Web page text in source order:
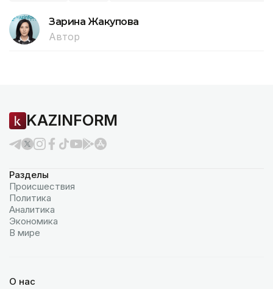
Зарина Жакупова
Автор
KAZINFORM
Разделы
Происшествия
Политика
Аналитика
Экономика
В мире
О нас